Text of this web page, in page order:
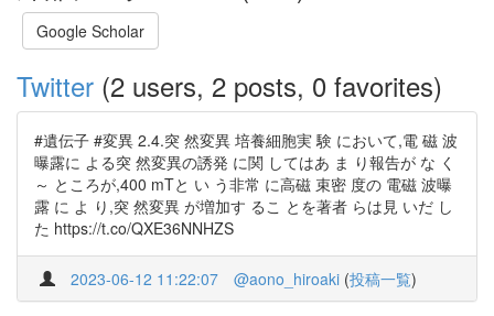
Google Scholar
Twitter (2 users, 2 posts, 0 favorites)
#遺伝子 #変異 2.4.突 然変異 培養細胞実 験 において,電 磁 波
曝露に よる突 然変異の誘発 に関 してはあ ま り報告が な く
～ ところが,400 mTと い う非常 に高磁 束密 度の 電磁 波曝
露 に よ り,突 然変異 が増加す るこ とを著者 らは見 いだ し
た https://t.co/QXE36NNHZS
2023-06-12 11:22:07 @aono_hiroaki (投稿一覧)